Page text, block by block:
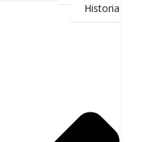
Historia